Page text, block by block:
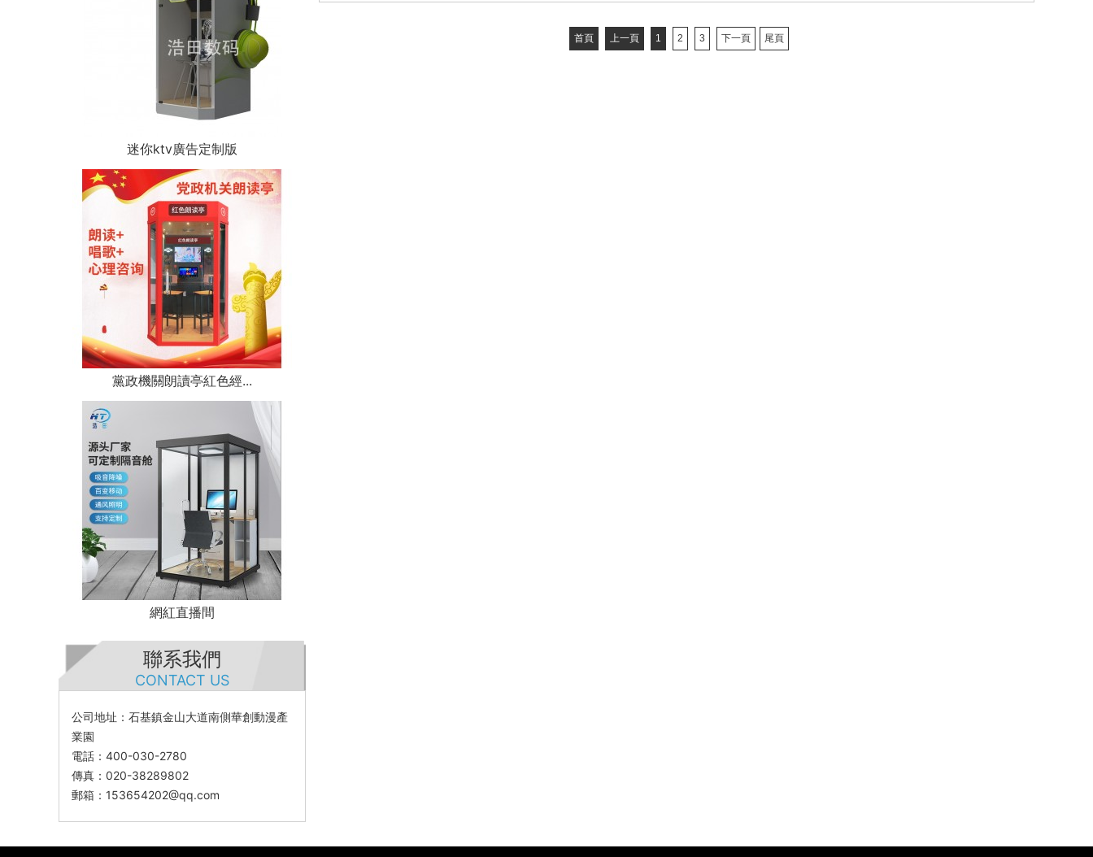
迷你ktv廣告定制版
黨政機關朗讀亭紅色經...
網紅直播間
聯系我們
CONTACT US
公司地址：石基鎮金山大道南側華創動漫產
業園
電話：400-030-2780
傳真：020-38289802
郵箱：153654202@qq.com
首頁 上一頁 1 2 3 下一頁 尾頁